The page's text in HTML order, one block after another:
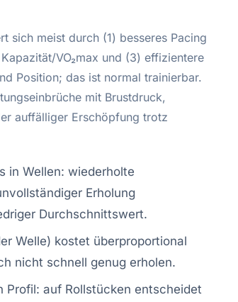
sich meist durch (1) besseres Pacing
VO₂max und (3) effizientere
Position; das ist normal trainierbar.
mit Brustdruck,
auffälliger Erschöpfung trotz
in Wellen: wiederholte
Erholung
Durchschnittswert.
Welle) kostet überproportional
nicht schnell genug erholen.
Profil: auf Rollstücken entscheidet